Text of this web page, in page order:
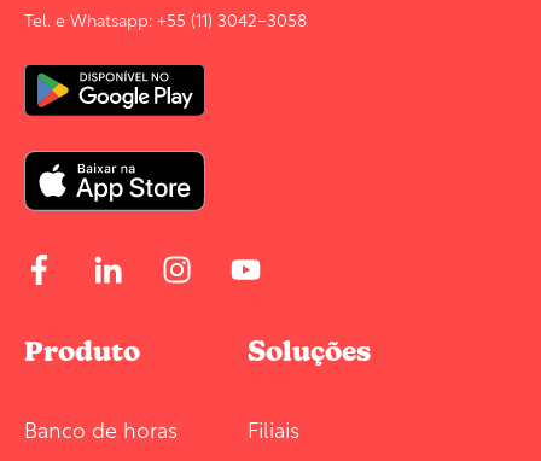
Tel. e Whatsapp: +55 (11) 3042-3058
Produto
Banco de horas
Soluções
Filiais